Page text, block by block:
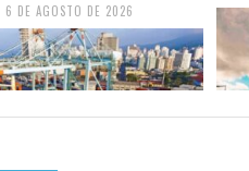
6 DE AGOSTO DE 2026